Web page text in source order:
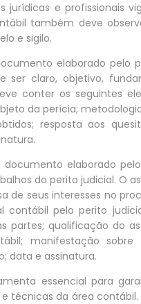
jurídicas e profissionais
também deve
e sigilo.
elaborado pelo
ser claro, objetivo,
conter os seguintes
da perícia;
resposta aos
elaborado
do perito judicial. O
de seus interesses no
contábil pelo perito
partes; qualificação do
manifestação sobre
data e assinatura.
essencial para
técnicas da área